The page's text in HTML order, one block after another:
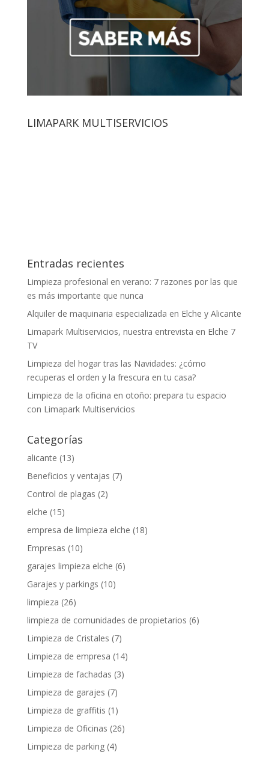
LIMAPARK MULTISERVICIOS
Entradas recientes
Limpieza profesional en verano: 7 razones por las que
es más importante que nunca
Alquiler de maquinaria especializada en Elche y Alicante
Limapark Multiservicios, nuestra entrevista en Elche 7
TV
Limpieza del hogar tras las Navidades: ¿cómo
recuperas el orden y la frescura en tu casa?
Limpieza de la oficina en otoño: prepara tu espacio
con Limapark Multiservicios
Categorías
alicante (13)
Beneficios y ventajas (7)
Control de plagas (2)
elche (15)
empresa de limpieza elche (18)
Empresas (10)
garajes limpieza elche (6)
Garajes y parkings (10)
limpieza (26)
limpieza de comunidades de propietarios (6)
Limpieza de Cristales (7)
Limpieza de empresa (14)
Limpieza de fachadas (3)
Limpieza de garajes (7)
Limpieza de graffitis (1)
Limpieza de Oficinas (26)
Limpieza de parking(4)